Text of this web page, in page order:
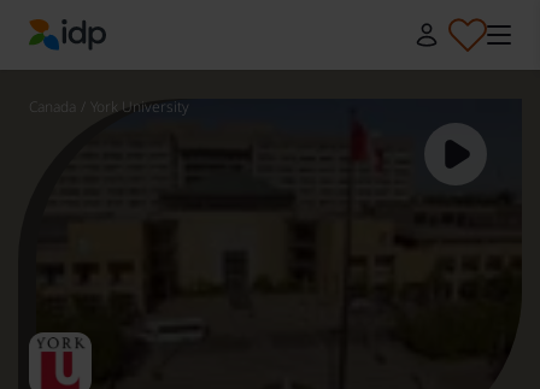
IDP Education
Canada / York University